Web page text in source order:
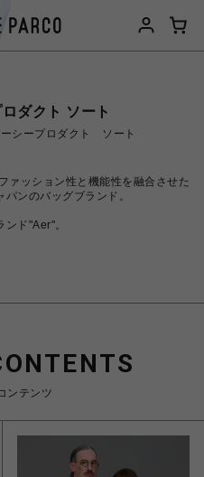
ダクト ソート
ーシープロダクト ソート
ッション性と機能性を融合させた
ンのバッグブランド。
ド"Aer"。
複合ショップです。
ンテンツ